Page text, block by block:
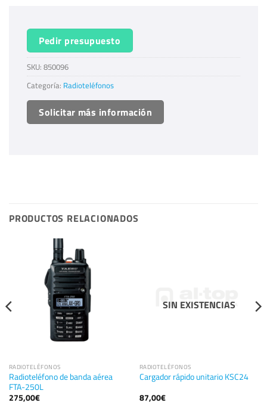
Pedir presupuesto
SKU: 850096
Categoría: Radioteléfonos
Solicitar más información
PRODUCTOS RELACIONADOS
RADIOTELÉFONOS
Radioteléfono de banda aérea
FTA-250L
275,00€
SIN EXISTENCIAS
RADIOTELÉFONOS
Cargador rápido unitario KSC24
87,00€